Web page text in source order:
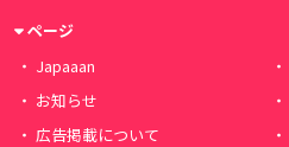
ページ
Japaaan
お知らせ
広告掲載について